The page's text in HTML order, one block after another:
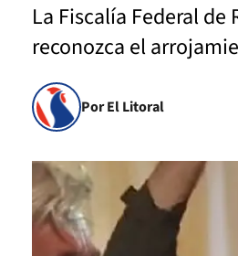
La Fiscalía Federal
reconozca el
Por El Litoral